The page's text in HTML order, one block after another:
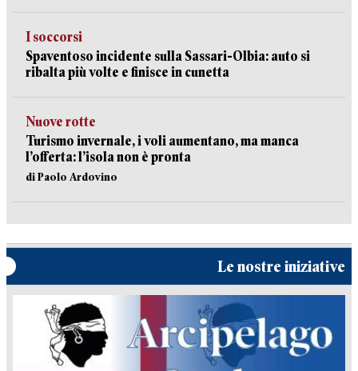
I soccorsi
Spaventoso incidente sulla Sassari-Olbia: auto si
ribalta più volte e finisce in cunetta
Nuove rotte
Turismo invernale, i voli aumentano, ma manca
l’offerta: l’isola non è pronta
di Paolo Ardovino
Le nostre iniziative